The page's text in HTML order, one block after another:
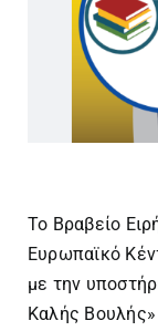
Το Βραβείο
Ευρωπαϊκό
με την
Καλής Βουλής»